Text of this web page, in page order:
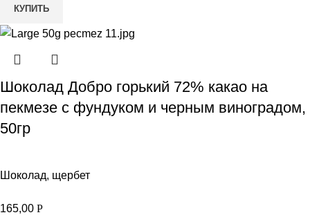
КУПИТЬ
Шоколад Добро горький 72% какао на
пекмезе с фундуком и черным виноградом,
50гр
Шоколад, щербет
165,00 Р